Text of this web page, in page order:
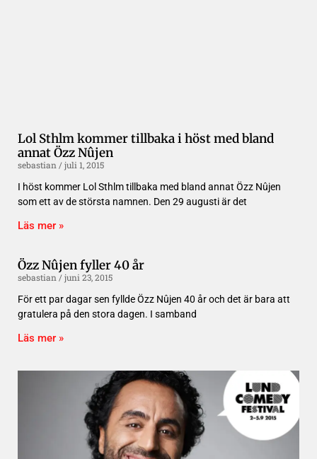
Lol Sthlm kommer tillbaka i höst med bland
annat Özz Nûjen
sebastian
juli 1, 2015
I höst kommer Lol Sthlm tillbaka med bland annat Özz Nûjen
som ett av de största namnen. Den 29 augusti är det
Läs mer »
Özz Nûjen fyller 40 år
sebastian
juni 23, 2015
För ett par dagar sen fyllde Özz Nûjen 40 år och det är bara att
gratulera på den stora dagen. I samband
Läs mer »